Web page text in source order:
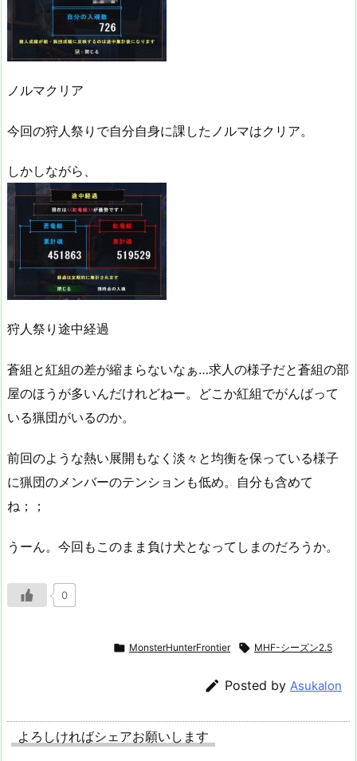
ノルマクリア
今回の狩人祭りで自分自身に課したノルマはクリア。
しかしながら、
狩人祭り途中経過
蒼組と紅組の差が縮まらないなぁ…求人の様子だと蒼組の部
屋のほうが多いんだけれどねー。どこか紅組でがんばって
いる猟団がいるのか。
前回のような熱い展開もなく淡々と均衡を保っている様子
に猟団のメンバーのテンションも低め。自分も含めて
ね；；
うーん。今回もこのまま負け犬となってしまのだろうか。
0
 MonsterHunterFrontier  MHF-シーズン2.5
 Posted by Asukalon
よろしければシェアお願いします